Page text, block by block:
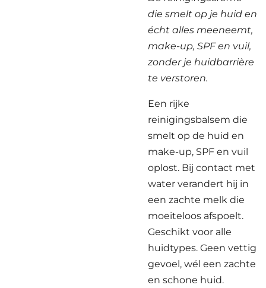
die smelt op je huid en
écht alles meeneemt,
make-up, SPF en vuil,
zonder je huidbarrière
te verstoren.
Een rijke
reinigingsbalsem die
smelt op de huid en
make-up, SPF en vuil
oplost. Bij contact met
water verandert hij in
een zachte melk die
moeiteloos afspoelt.
Geschikt voor alle
huidtypes. Geen vettig
gevoel, wél een zachte
en schone huid.